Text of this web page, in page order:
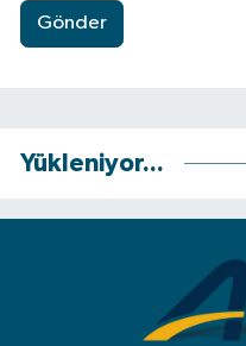
Gönder
Yükleniyor...